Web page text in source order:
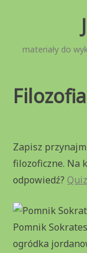
materiały do
Zapisz
filozoficzne. Na
odpowiedź?
Pomnik
ogródka